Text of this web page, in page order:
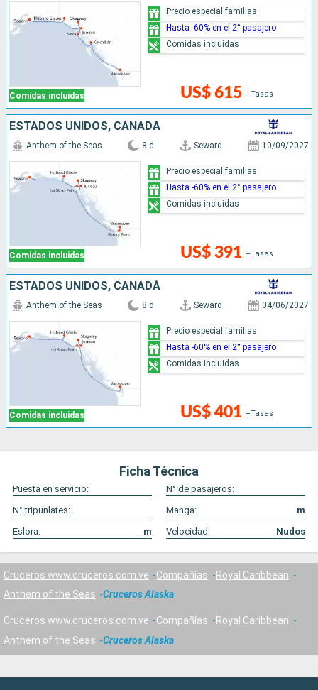
Comidas incluidas US$ 615 +Tasas
Precio especial familias
Hasta -60% en el 2° pasajero
Comidas incluidas
ESTADOS UNIDOS, CANADÁ
Comidas incluidas
Anthem of the Seas 8 d Seward 10/09/2027
US$ 391 +Tasas
Precio especial familias
Hasta -60% en el 2° pasajero
Comidas incluidas
ESTADOS UNIDOS, CANADÁ
Comidas incluidas
Anthem of the Seas 8 d Seward 04/06/2027
US$ 401 +Tasas
Precio especial familias
Hasta -60% en el 2° pasajero
Comidas incluidas
Ficha Técnica
Puesta en servicio:
N° de pasajeros:
N° tripunlates:
Manga:
m
Eslora:
m Velocidad: Nudos
Cruceros www.cruceros.com.ve Compañías
Royal Caribbean
Anthem of the Seas
Cruceros Alaska
Cruceros www.cruceros.com.ve Compañías
Royal Caribbean
Anthem of the Seas
Cruceros Alaska